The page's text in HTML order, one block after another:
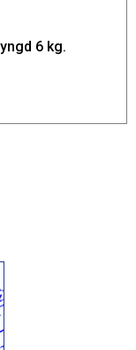
6 kg.